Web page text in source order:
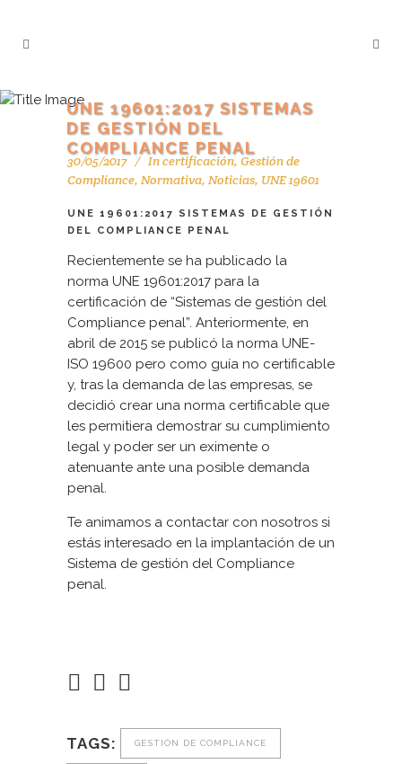
UNE 19601:2017 SISTEMAS
DE GESTIÓN DEL
COMPLIANCE PENAL
30/05/2017 Incertificación, Gestión de
Compliance, Normativa, Noticias, UNE 19601
UNE 19601:2017 SISTEMAS DE GESTIÓN
DEL COMPLIANCE PENAL
Recientemente se ha publicado la
norma UNE 19601:2017 para la
certificación de “Sistemas de gestión del
Compliance penal”. Anteriormente, en
abril de 2015 se publicó la norma UNE-
ISO 19600 pero como guía no certificable
y, tras la demanda de las empresas, se
decidió crear una norma certificable que
les permitiera demostrar su cumplimiento
legal y poder ser un eximente o
atenuante ante una posible demanda
penal.
Te animamos a contactar con nosotros si
estás interesado en la implantación de un
Sistema de gestión del Compliance
penal.
TAGS: GESTIÓN DE COMPLIANCE